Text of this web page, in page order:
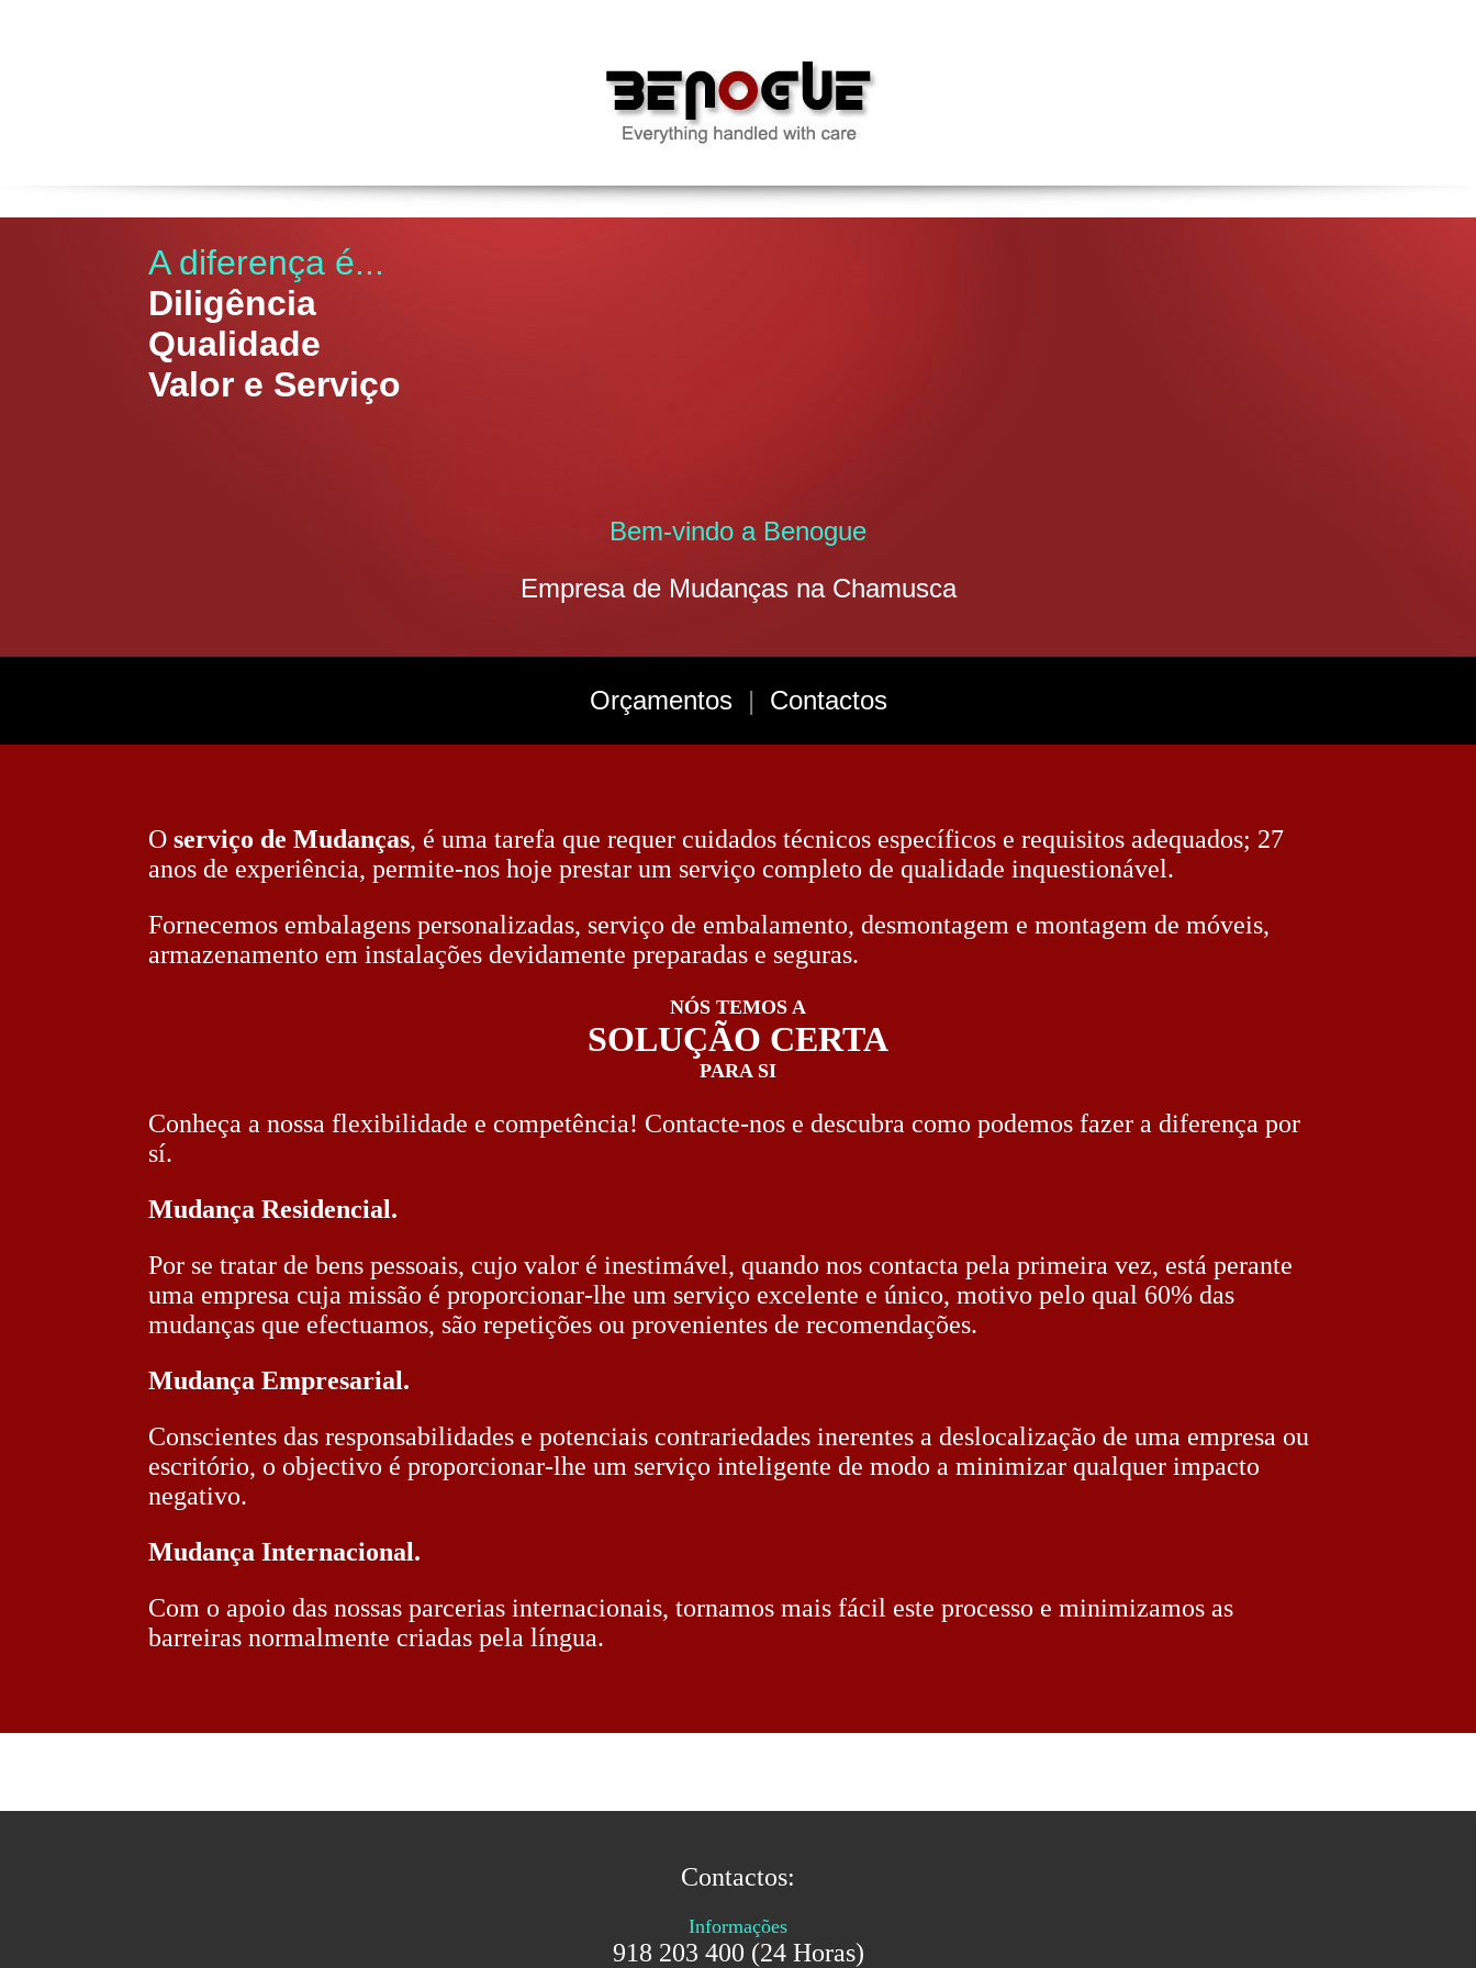
A diferença é...
Diligência
Qualidade
Valor e Serviço
Bem-vindo a Benogue
Empresa de Mudanças na Chamusca
Orçamentos | Contactos
O serviço de Mudanças, é uma tarefa que requer cuidados técnicos específicos e requisitos adequados; 27
anos de experiência, permite-nos hoje prestar um serviço completo de qualidade inquestionável.
Fornecemos embalagens personalizadas, serviço de embalamento, desmontagem e montagem de móveis,
armazenamento em instalações devidamente preparadas e seguras.
NÓS TEMOS A
SOLUÇÃO CERTA
PARA SI
Conheça a nossa flexibilidade e competência! Contacte-nos e descubra como podemos fazer a diferença por
sí.
Mudança Residencial.
Por se tratar de bens pessoais, cujo valor é inestimável, quando nos contacta pela primeira vez, está perante
uma empresa cuja missão é proporcionar-lhe um serviço excelente e único, motivo pelo qual 60% das
mudanças que efectuamos, são repetições ou provenientes de recomendações.
Mudança Empresarial.
Conscientes das responsabilidades e potenciais contrariedades inerentes a deslocalização de uma empresa ou
escritório, o objectivo é proporcionar-lhe um serviço inteligente de modo a minimizar qualquer impacto
negativo.
Mudança Internacional.
Com o apoio das nossas parcerias internacionais, tornamos mais fácil este processo e minimizamos as
barreiras normalmente criadas pela língua.
Contactos:
Informações
918 203 400 (24 Horas)